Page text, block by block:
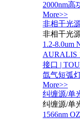
2000nm
More>>
非相干光
非相干光
1.2-8.0um
AURALIS
接口 |
氙气短弧
More>>
纠缠源/单
纠缠源/单
1566nm